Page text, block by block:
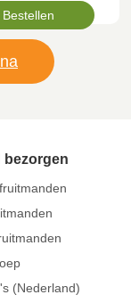
Bestellen
bezorgen
(Nederland)